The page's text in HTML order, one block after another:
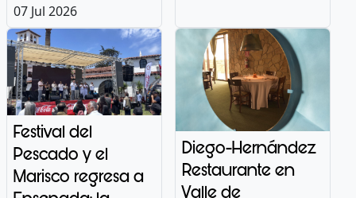
07 Jul 2026
Festival del
Pescado y el
Marisco regresa a
Diego-Hernández
Restaurante en
Valle de